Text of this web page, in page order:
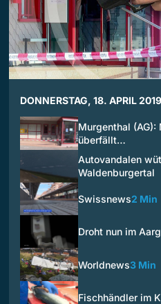
DONNERSTAG, 18. APRIL 2019
Murgenthal (AG):
überfällt…
Autovandalen
Waldenburgertal
Swissnews2 Min
Droht nun im
Worldnews3 Min
Fischhändler im